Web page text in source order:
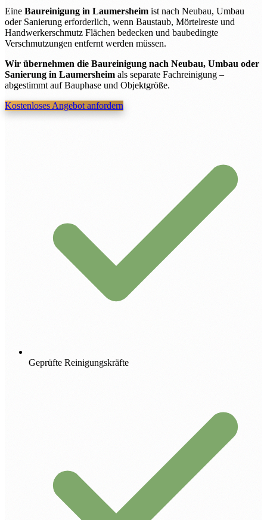
Eine Baureinigung in Laumersheim ist nach Neubau, Umbau
oder Sanierung erforderlich, wenn Baustaub, Mörtelreste und
Handwerkerschmutz Flächen bedecken und baubedingte
Verschmutzungen entfernt werden müssen.
Wir übernehmen die Baureinigung nach Neubau, Umbau oder
Sanierung in Laumersheim als separate Fachreinigung –
abgestimmt auf Bauphase und Objektgröße.
Kostenloses Angebot anfordern
Geprüfte Reinigungskräfte